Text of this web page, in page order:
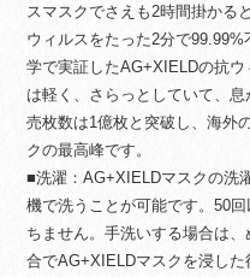
スマスクでさえも2時間掛かる
ウィルスをたった2分で
学で実証したAG+XIELDの抗
は軽く、さらっとしていて、
売枚数は1億枚と突破し、海外
クの最高峰です。
■洗濯：AG+XIELDマスクの洗
機で洗うことが可能です。50
ちません。手洗いする場合は
合でAG+XIELDマスクを浸した